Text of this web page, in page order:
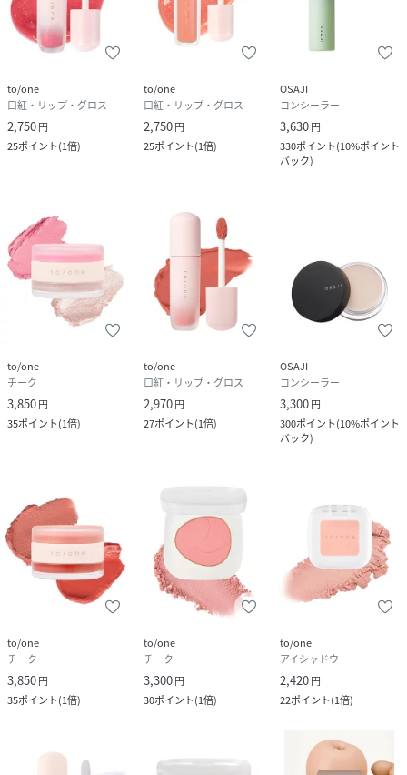
to/one
口紅・リップ・グロス
2,750円
25ポイント(1倍)
to/one
口紅・リップ・グロス
2,750円
25ポイント(1倍)
OSAJI
コンシーラー
3,630円
330ポイント(10%ポイント
バック)
to/one
チーク
3,850円
35ポイント(1倍)
to/one
口紅・リップ・グロス
2,970円
27ポイント(1倍)
OSAJI
コンシーラー
3,300円
300ポイント(10%ポイント
バック)
to/one
チーク
3,850円
35ポイント(1倍)
to/one
チーク
3,300円
30ポイント(1倍)
to/one
アイシャドウ
2,420円
22ポイント(1倍)